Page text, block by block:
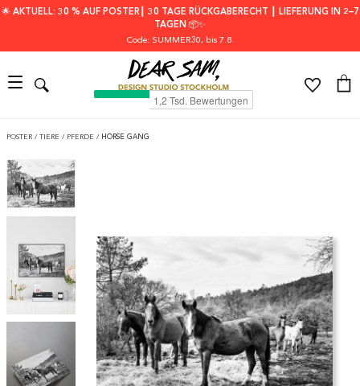
🌟 AKTUELL: 30 % AUF POSTER┃ 30 TAGE RÜCKGABERECHT ┃ LIEFERUNG IN 2–7
TAGEN 📦✨
Code: SUMMER30, bis 7.8.
POSTER / TIERE / PFERDE / HORSE GANG